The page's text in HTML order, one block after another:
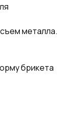
металла.
брикета